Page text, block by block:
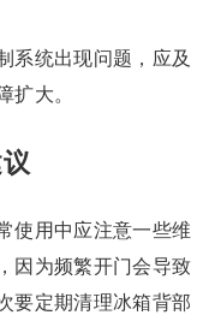
系统出现问题，应及
扩大。
使用中应注意一些维
因为频繁开门会导致
要定期清理冰箱背部